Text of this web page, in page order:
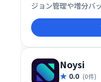
ジョン管理や増分バ
データを安全に保護
Noysi
0.0 (0件)